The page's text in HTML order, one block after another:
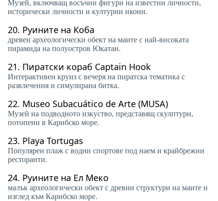
Музей, включващ восъчни фигури на известни личности,
исторически личности и културни икони.
20. Руините на Коба
древен археологически обект на маите с най-високата
пирамида на полуостров Юкатан.
21. Пиратски кораб Captain Hook
Интерактивен круиз с вечеря на пиратска тематика с
развлечения и симулирана битка.
22. Museo Subacuático de Arte (MUSA)
Музей на подводното изкуство, представящ скулптури,
потопени в Карибско море.
23. Playa Tortugas
Популярен плаж с водни спортове под наем и крайбрежни
ресторанти.
24. Руините на Ел Меко
малък археологически обект с древни структури на маите и
изглед към Карибско море.